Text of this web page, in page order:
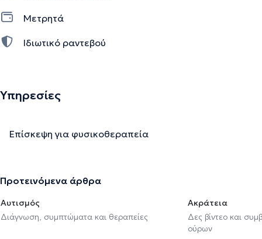
Μετρητά
Ιδιωτικό ραντεβού
Υπηρεσίες
Επίσκεψη για φυσικοθεραπεία
Προτεινόμενα άρθρα
Αυτισμός
Διάγνωση, συμπτώματα και θεραπείες
Ακράτεια
Δες βίντεο και
ούρων